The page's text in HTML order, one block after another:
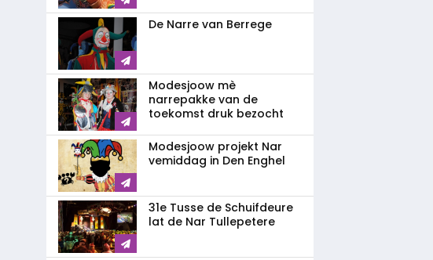
De Narre van Berrege
Modesjoow mè
narrepakke van de
toekomst druk bezocht
Modesjoow projekt Nar
vemiddag in Den Enghel
31e Tusse de Schuifdeure
lat de Nar Tullepetere